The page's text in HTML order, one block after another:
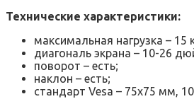
Технические характеристики:
максимальная нагрузка – 15
диагональ экрана – 10-26
поворот – есть;
наклон – есть;
стандарт Vesa – 75х75 мм,